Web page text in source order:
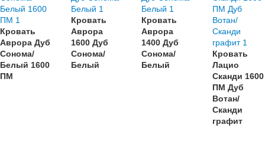
Кровать
Аврора Дуб
Сонома/
Белый 1600
ПМ
Кровать
Аврора
1600 Дуб
Сонома/
Белый
Кровать
Аврора
1400 Дуб
Сонома/
Белый
Кровать
Лацио
Сканди 1600
ПМ Дуб
Вотан/
Сканди
графит